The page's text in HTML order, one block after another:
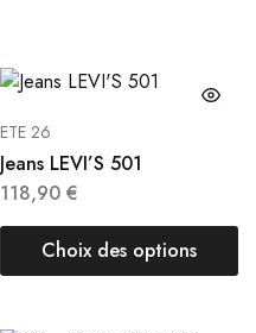
ETE 26
Jeans LEVI’S 501
118,90 €
Choix des options